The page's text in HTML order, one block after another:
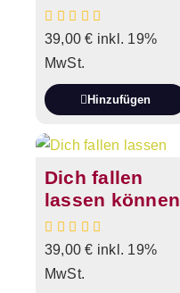
39,00€ inkl. 19%
MwSt.
Hinzufügen
Dich fallen
lassen können
39,00€ inkl. 19%
MwSt.